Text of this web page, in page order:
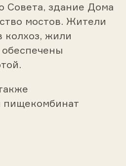
Совета, здание Дома
мостов. Жители
колхоз, жили
пищекомбинат